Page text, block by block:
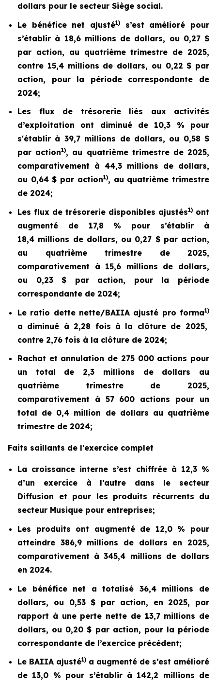
dollars pour le secteur Siège social.
Le bénéfice net ajusté1)
s’est amélioré pour
s’établir à 18,6 millions de dollars, ou 0,27 $
par action, au quatrième trimestre de 2025,
contre 15,4 millions de dollars, ou 0,22 $ par
action, pour la période correspondante de
2024;
Les flux de trésorerie liés aux activités
d’exploitation ont diminué de 10,3 % pour
s'établir à 39,7 millions de dollars, ou 0,58 $
par action1), au quatrième trimestre de 2025,
comparativement à 44,3 millions de dollars,
ou 0,64 $ par action1), au quatrième trimestre
de 2024;
Les flux de trésorerie disponibles ajustés1) ont
augmenté de 17,8 % pour s’établir à
18,4 millions de dollars, ou 0,27 $ par action,
au quatrième trimestre de 2025,
comparativement à 15,6 millions de dollars,
ou 0,23 $ par action, pour la période
correspondante de 2024;
Le ratio dette nette/BAIIA ajusté pro forma1)
a diminué à 2,28 fois à la clôture de 2025,
contre 2,76 fois à la clôture de 2024;
Rachat et annulation de 275 000 actions pour
un total de 2,3 millions de dollars au
quatrième trimestre de 2025,
comparativement à 57 600 actions pour un
total de 0,4 million de dollars au quatrième
trimestre de 2024;
Faits saillants de l’exercice complet
La croissance interne s’est chiffrée à 12,3 %
d’un exercice à l’autre dans le secteur
Diffusion et pour les produits récurrents du
secteur Musique pour entreprises;
Les produits ont augmenté de 12,0 % pour
atteindre 386,9 millions de dollars en 2025,
comparativement à 345,4 millions de dollars
en 2024.
Le bénéfice net a totalisé 36,4 millions de
dollars, ou 0,53 $ par action, en 2025, par
rapport à une perte nette de 13,7 millions de
dollars, ou 0,20 $ par action, pour la période
correspondante de l’exercice précédent;
Le BAIIA ajusté1) a augmenté de s’est amélioré
de 13,0 % pour s’établir à 142,2 millions de